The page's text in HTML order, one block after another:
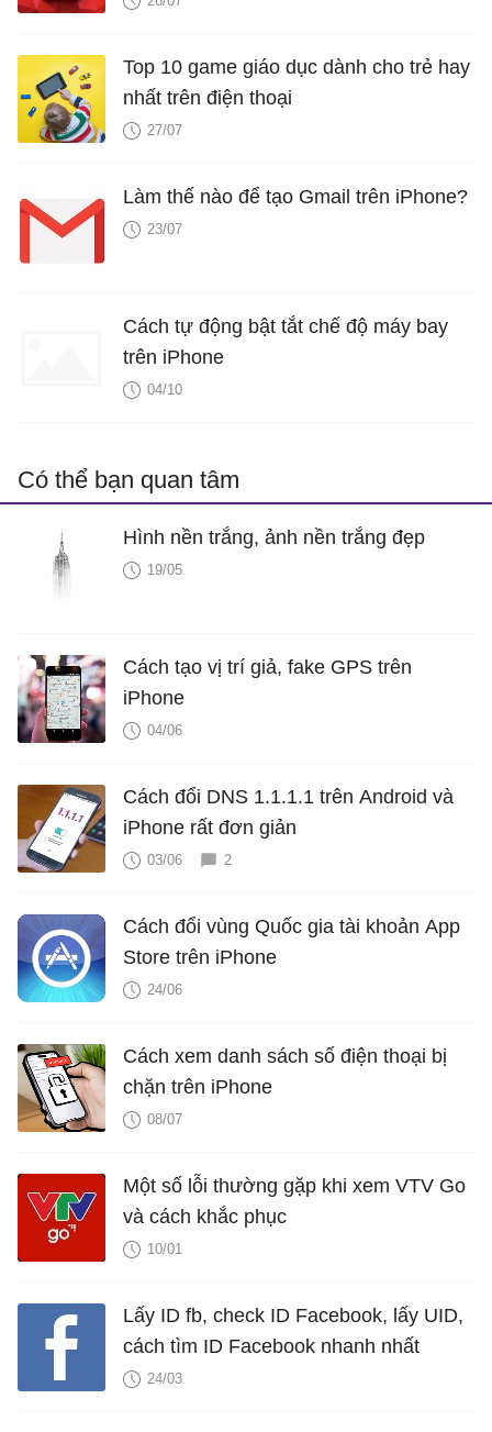
Top 10 game giáo dục dành cho trẻ hay
nhất trên điện thoại
27/07
Làm thế nào để tạo Gmail trên iPhone?
23/07
Cách tự động bật tắt chế độ máy bay
trên iPhone
04/10
Có thể bạn quan tâm
Hình nền trắng, ảnh nền trắng đẹp
19/05
Cách tạo vị trí giả, fake GPS trên
iPhone
04/06
Cách đổi DNS 1.1.1.1 trên Android và
iPhone rất đơn giản
03/06 2
Cách đổi vùng Quốc gia tài khoản App
Store trên iPhone
24/06
Cách xem danh sách số điện thoại bị
chặn trên iPhone
08/07
Một số lỗi thường gặp khi xem VTV Go
và cách khắc phục
10/01
Lấy ID fb, check ID Facebook, lấy UID,
cách tìm ID Facebook nhanh nhất
24/03